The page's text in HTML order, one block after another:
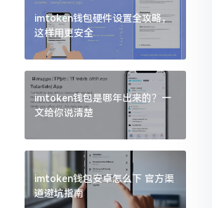
imtoken钱包硬件设置全攻略，
这样用更安全
imtoken钱包是哪年出来的？一
文给你说清楚
imtoken钱包安卓怎么下 官方渠
道避坑指南